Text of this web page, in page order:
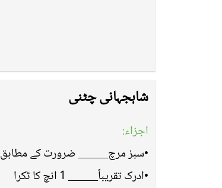
شاہجہانی چٹنی
اجزاء:
•سبز مرچ_____ ضرورت کے مطابق
•ادرک تقریباً_____ 1 انچ کا ٹکرا